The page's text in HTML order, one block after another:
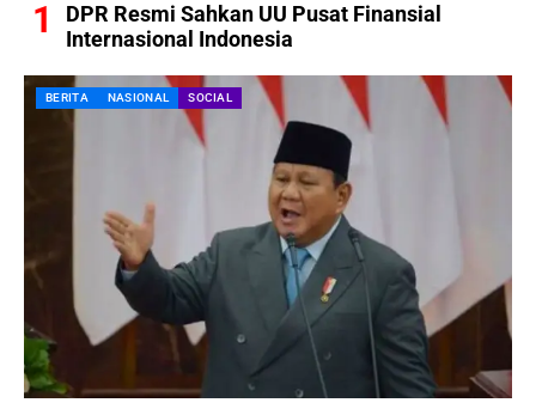
DPR Resmi Sahkan UU Pusat Finansial
Internasional Indonesia
BERITA NASIONAL SOCIAL